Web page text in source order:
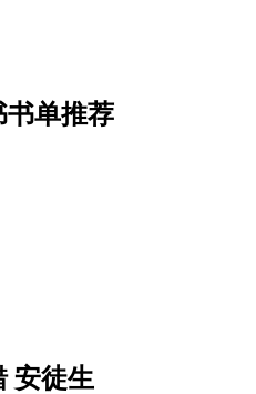
书单推荐
安徒生